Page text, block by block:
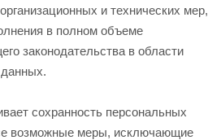
и технических мер,
в полном объеме
законодательства в области
сохранность персональных
возможные меры, исключающие